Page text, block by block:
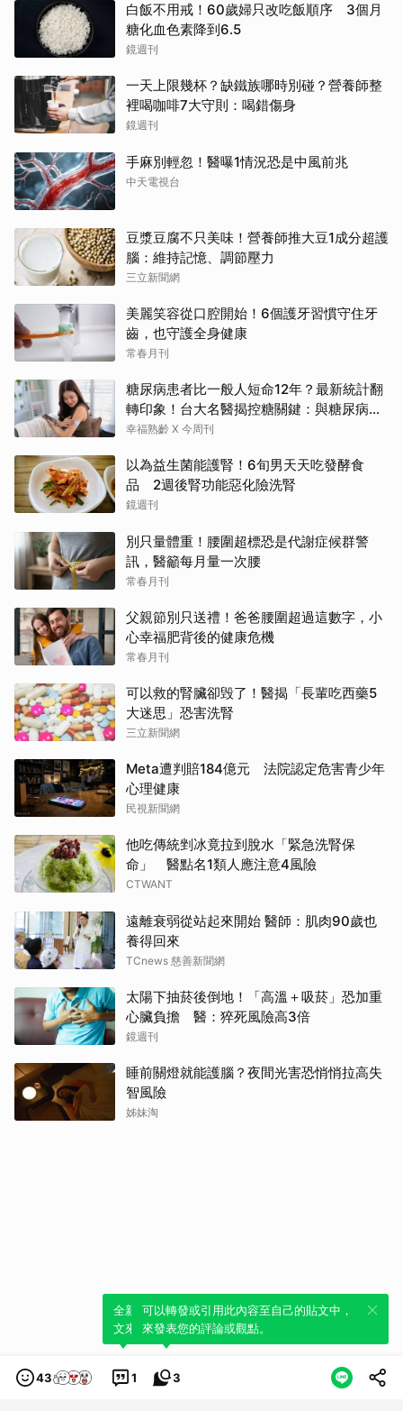
白飯不用戒！60歲婦只改吃飯順序 3個月
糖化血色素降到6.5
鏡週刊
一天上限幾杯？缺鐵族哪時別碰？營養師整
裡喝咖啡7大守則：喝錯傷身
鏡週刊
手麻別輕忽！醫曝1情況恐是中風前兆
中天電視台
豆漿豆腐不只美味！營養師推大豆1成分超護
腦：維持記憶、調節壓力
三立新聞網
美麗笑容從口腔開始！6個護牙習慣守住牙
齒，也守護全身健康
常春月刊
糖尿病患者比一般人短命12年？最新統計翻
轉印象！台大名醫揭控糖關鍵：與糖尿病為
友、天長地久
幸福熟齡 X 今周刊
以為益生菌能護腎！6旬男天天吃發酵食
品 2週後腎功能惡化險洗腎
鏡週刊
別只量體重！腰圍超標恐是代謝症候群警
訊，醫籲每月量一次腰
常春月刊
父親節別只送禮！爸爸腰圍超過這數字，小
心幸福肥背後的健康危機
常春月刊
可以救的腎臟卻毁了！醫揭「長輩吃西藥5
大迷思」恐害洗腎
三立新聞網
Meta遭判賠184億元 法院認定危害青少年
心理健康
民視新聞網
他吃傳統剉冰竟拉到脫水「緊急洗腎保
命」 醫點名1類人應注意4風險
CTWANT
遠離衰弱從站起來開始 醫師：肌肉90歲也
養得回來
TCnews 慈善新聞網
太陽下抽菸後倒地！「高溫＋吸菸」恐加重
心臟負擔 醫：猝死風險高3倍
鏡週刊
睡前關燈就能護腦？夜間光害恐悄悄拉高失
智風險
姊妹淘
43 1
全新體驗！一鍵引用此內容，透過發布貼
文來輕鬆表達個人立場。
3
可以轉發或引用此內容至自己的貼文中，
來發表您的評論或觀點。